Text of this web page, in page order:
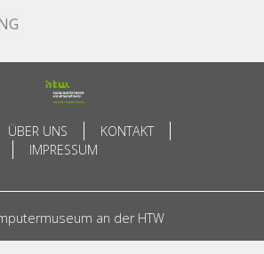
ÜBER UNS
KONTAKT
IMPRESSUM
an der HTW